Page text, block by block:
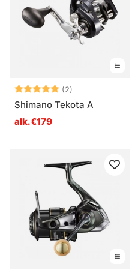
Arvio: (2)
5.0 5:sta
Shimano Tekota A
alk.€179